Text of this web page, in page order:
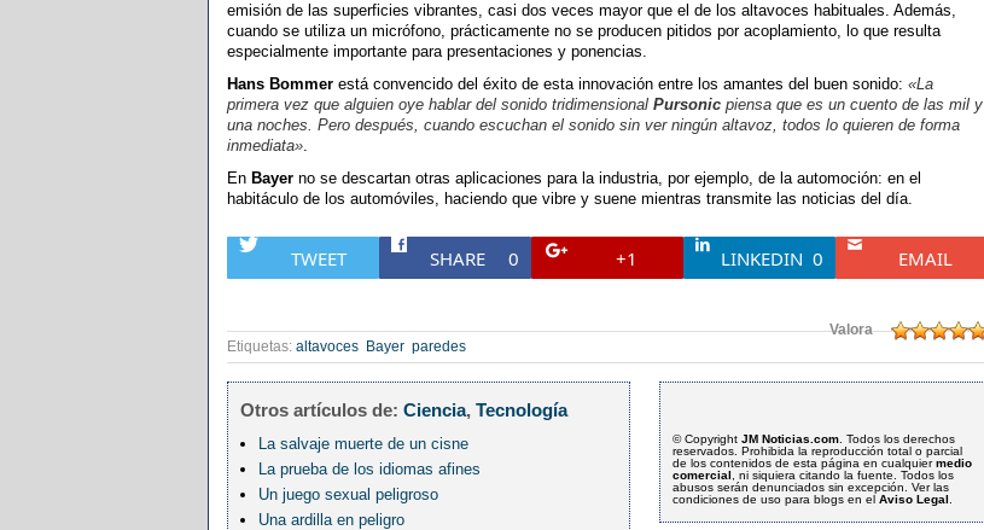
emisión de las superficies vibrantes, casi dos veces mayor que el de los altavoces habituales. Además,
cuando se utiliza un micrófono, prácticamente no se producen pitidos por acoplamiento, lo que resulta
especialmente importante para presentaciones y ponencias.
Hans Bommer está convencido del éxito de esta innovación entre los amantes del buen sonido: «La
primera vez que alguien oye hablar del sonido tridimensional Pursonic piensa que es un cuento de las mil y
una noches. Pero después, cuando escuchan el sonido sin ver ningún altavoz, todos lo quieren de forma
inmediata».
En Bayer no se descartan otras aplicaciones para la industria, por ejemplo, de la automoción: en el
habitáculo de los automóviles, haciendo que vibre y suene mientras transmite las noticias del día.
TWEET SHARE 0 +1 LINKEDIN 0 EMAIL
Valora
Etiquetas: altavoces Bayer paredes
Otros artículos de: Ciencia, Tecnología
La salvaje muerte de un cisne
La prueba de los idiomas afines
Un juego sexual peligroso
Una ardilla en peligro
© Copyright JM Noticias.com . Todos los derechos
reservados. Prohibida la reproducción total o parcial
de los contenidos de esta página en cualquiermedio
comercial , ni siquiera citando la fuente. Todos los
abusos serán denunciados sin excepción. Ver las
condiciones de uso para blogs en el Aviso Legal